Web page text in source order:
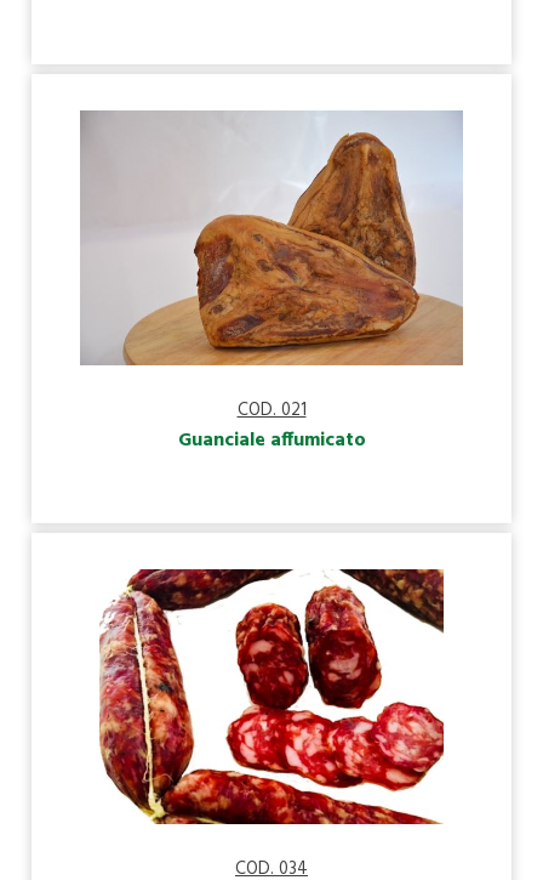
COD. 021
Guanciale affumicato
COD. 034